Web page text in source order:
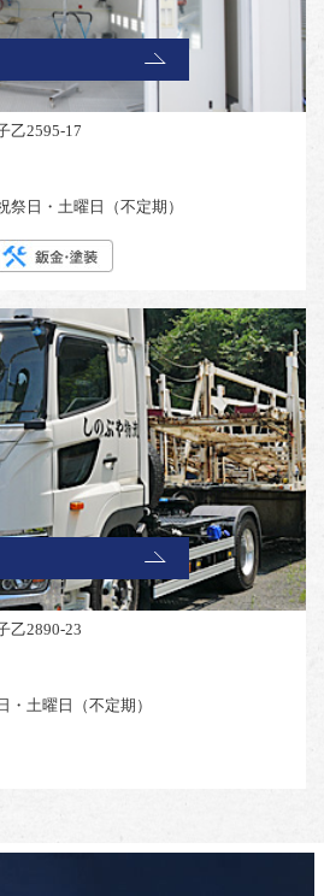
乙2595-17
祭日・土曜日（不定期）
乙2890-23
・土曜日（不定期）